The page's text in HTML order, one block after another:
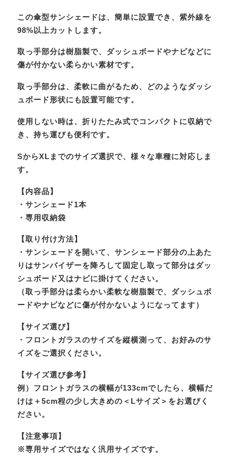
この傘型サンシェードは、簡単に設置でき、紫外線を
98%以上カットします。
取っ手部分は樹脂製で、ダッシュボードやナビなどに
傷が付かない柔らかい素材です。
取っ手部分は、柔軟に曲がるため、どのようなダッシ
ュボード形状にも設置可能です。
使用しない時は、折りたたみ式でコンパクトに収納で
き、持ち運びも便利です。
SからXLまでのサイズ選択で、様々な車種に対応しま
す。
【内容品】
・サンシェード1本
・専用収納袋
【取り付け方法】
・サンシェードを開いて、サンシェード部分の上あた
りはサンバイザーを降ろして固定し取って部分はダッ
シュボード又はナビに掛けてください。
（取っ手部分は柔らかい柔軟な樹脂製で、ダッシュボ
ードやナビなどに傷が付かないようになってます）
【サイズ選び】
・フロントガラスのサイズを縦横測って、お好みのサ
イズをご選択ください。
【サイズ選び参考】
例）フロントガラスの横幅が133cmでしたら、横幅だ
けは＋5cm程の少し大きめの＜Lサイズ＞をお選びく
ださい。
【注意事項】
※専用サイズではなく汎用サイズです。